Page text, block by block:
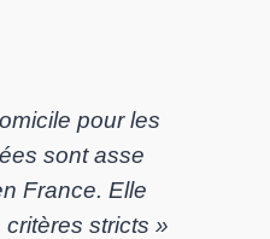
pour les
sont asse
France. Elle
stricts »